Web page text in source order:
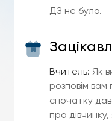
ДЗ не було.
Вчитель: Як
розповім
спочатку
про